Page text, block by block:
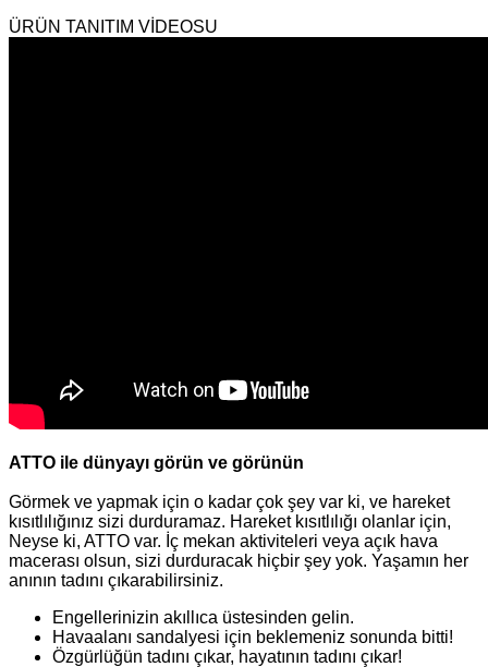
ÜRÜN TANITIM VİDEOSU
ATTO ile dünyayı görün ve görünün
Görmek ve yapmak için o kadar çok şey var ki, ve hareket
kısıtlılığınız sizi durduramaz. Hareket kısıtlılığı olanlar için,
Neyse ki, ATTO var. İç mekan aktiviteleri veya açık hava
macerası olsun, sizi durduracak hiçbir şey yok. Yaşamın her
anının tadını çıkarabilirsiniz.
Engellerinizin akıllıca üstesinden gelin.
Havaalanı sandalyesi için beklemeniz sonunda bitti!
Özgürlüğün tadını çıkar, hayatının tadını çıkar!